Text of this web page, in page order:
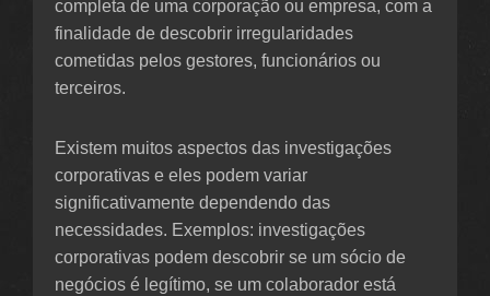
completa de uma corporação ou empresa, com a
finalidade de descobrir irregularidades
cometidas pelos gestores, funcionários ou
terceiros.
Existem muitos aspectos das investigações
corporativas e eles podem variar
significativamente dependendo das
necessidades. Exemplos: investigações
corporativas podem descobrir se um sócio de
negócios é legítimo, se um colaborador está